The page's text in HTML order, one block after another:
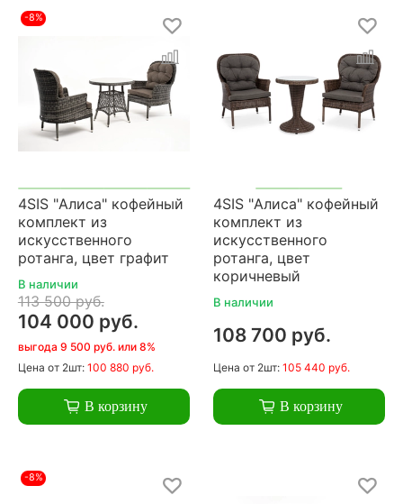
-8%
4SIS "Алиса" кофейный
комплект из
искусственного
ротанга, цвет графит
В наличии
113 500 руб.
104 000 руб.
выгода 9 500 руб. или 8%
Цена от 2шт: 100 880 руб.
В корзину
4SIS "Алиса" кофейный
комплект из
искусственного
ротанга, цвет
коричневый
В наличии
108 700 руб.
Цена от 2шт: 105 440 руб.
В корзину
-8%